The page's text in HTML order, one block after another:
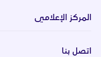
المركز الإعلامي
اتصل بنا